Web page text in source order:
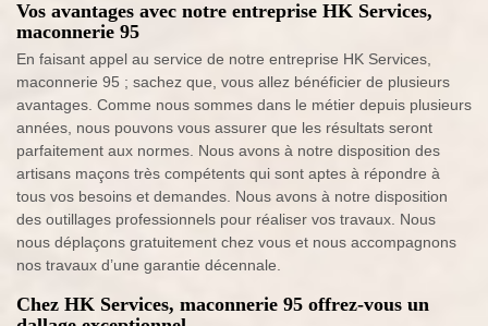
Vos avantages avec notre entreprise HK Services,
maconnerie 95
En faisant appel au service de notre entreprise HK Services,
maconnerie 95 ; sachez que, vous allez bénéficier de plusieurs
avantages. Comme nous sommes dans le métier depuis plusieurs
années, nous pouvons vous assurer que les résultats seront
parfaitement aux normes. Nous avons à notre disposition des
artisans maçons très compétents qui sont aptes à répondre à
tous vos besoins et demandes. Nous avons à notre disposition
des outillages professionnels pour réaliser vos travaux. Nous
nous déplaçons gratuitement chez vous et nous accompagnons
nos travaux d’une garantie décennale.
Chez HK Services, maconnerie 95 offrez-vous un